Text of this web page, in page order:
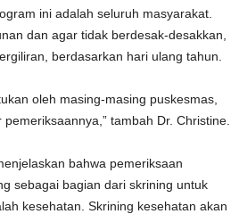
ini adalah seluruh masyarakat.
dan agar tidak berdesak-desakkan,
berdasarkan hari ulang tahun.
oleh masing-masing puskesmas,
tambah Dr. Christine.
bahwa pemeriksaan
sebagai bagian dari skrining untuk
kesehatan. Skrining kesehatan akan